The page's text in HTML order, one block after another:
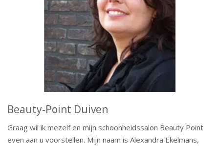
Beauty-Point Duiven
Graag wil ik mezelf en mijn schoonheidssalon Beauty Point
even aan u voorstellen. Mijn naam is Alexandra Ekelmans,